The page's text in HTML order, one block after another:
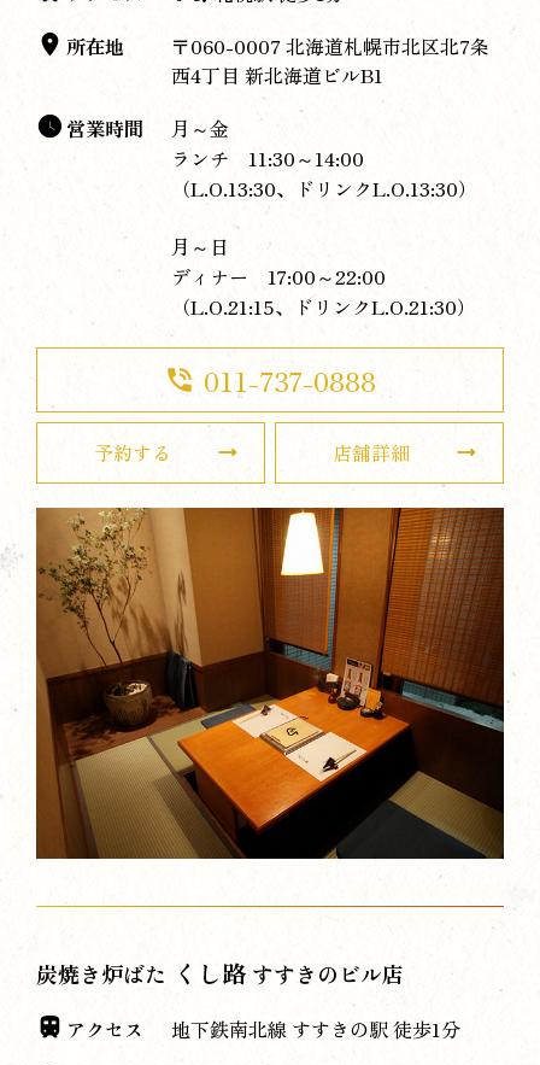
所在地
〒060-0007 北海道札幌市北区北7条
西4丁目 新北海道ビルB1
営業時間
月～金
ランチ 11:30～14:00
（L.O.13:30、ドリンクL.O.13:30）
月～日
ディナー 17:00～22:00
（L.O.21:15、ドリンクL.O.21:30）
phone_in_talk 011-737-0888
予約する 店舗詳細
炭焼き炉ばた くし路 すすきのビル店
アクセス
地下鉄南北線 すすきの駅 徒歩1分